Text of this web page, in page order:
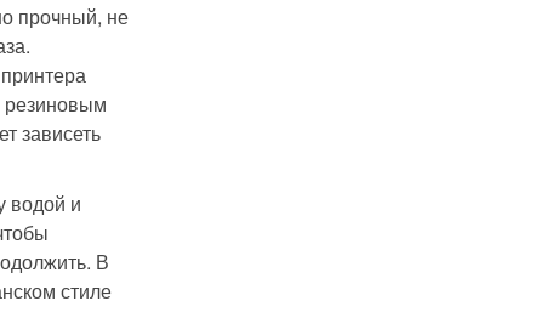
прочный, не
резиновым
зависеть
водой и
В
стиле